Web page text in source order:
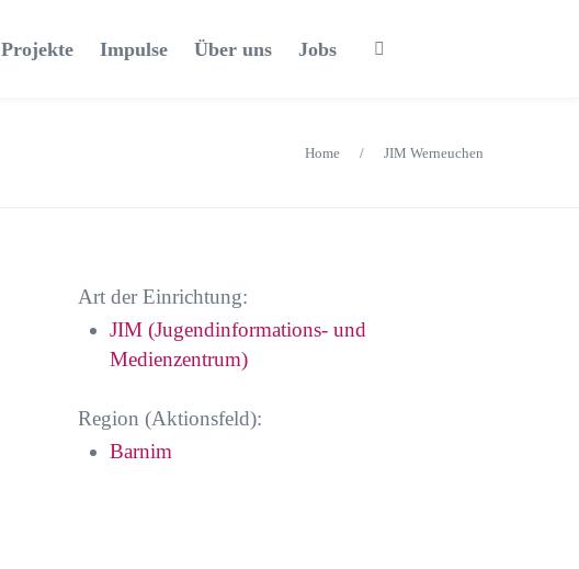
Projekte Impulse Über uns Jobs
Home / JIM Werneuchen
Art der Einrichtung:
JIM (Jugendinformations- und
Medienzentrum)
Region (Aktionsfeld):
Barnim